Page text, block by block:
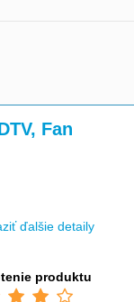
Fan
ďalšie detaily
produktu